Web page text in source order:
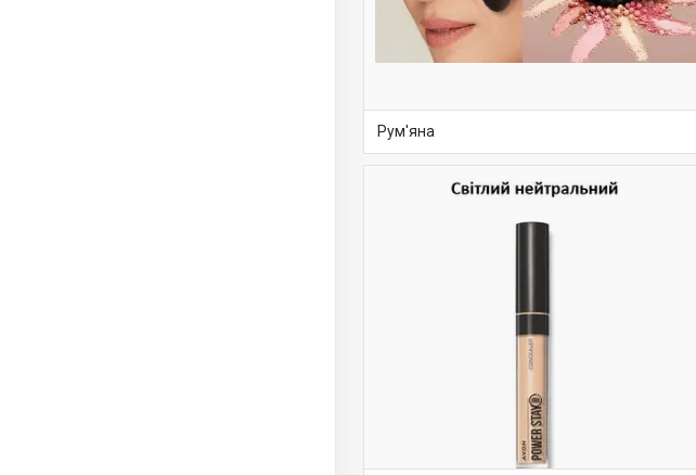
Рум'яна